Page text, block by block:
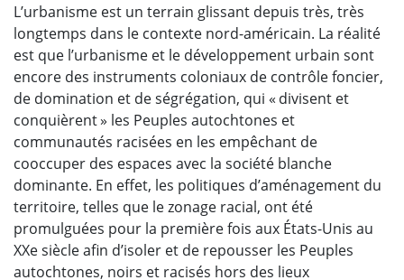
L’urbanisme est un terrain glissant depuis très, très
longtemps dans le contexte nord-américain. La réalité
est que l’urbanisme et le développement urbain sont
encore des instruments coloniaux de contrôle foncier,
de domination et de ségrégation, qui « divisent et
conquièrent » les Peuples autochtones et
communautés racisées en les empêchant de
cooccuper des espaces avec la société blanche
dominante. En effet, les politiques d’aménagement du
territoire, telles que le zonage racial, ont été
promulguées pour la première fois aux États-Unis au
XXe siècle afin d’isoler et de repousser les Peuples
autochtones, noirs et racisés hors des lieux